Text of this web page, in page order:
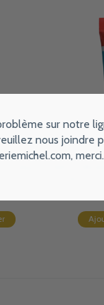
sur notre
nous joindre
, merci.